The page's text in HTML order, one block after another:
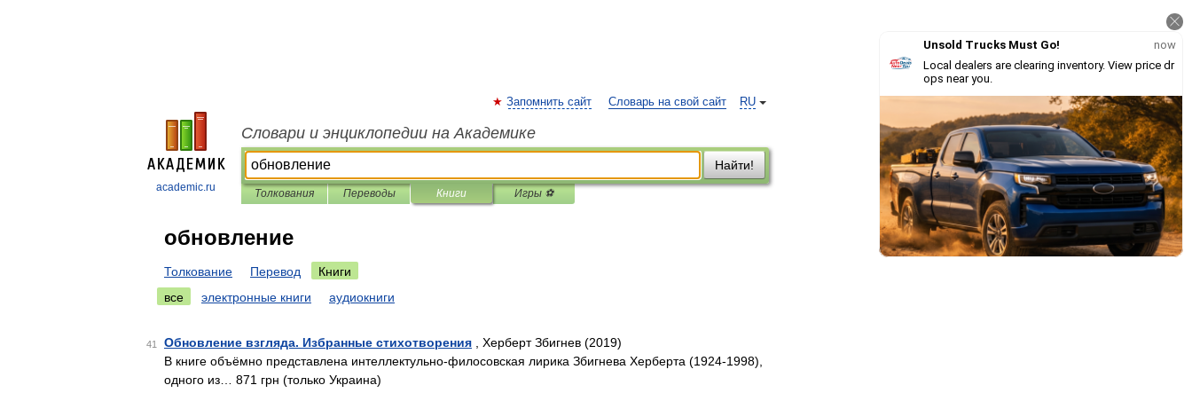
academic.ru
RU
Запомнить сайт Словарь на свой сайт
Словари и энциклопедии на Академике
Найти!
Толкования Переводы Книги Игры ⚽
обновление
Толкование Перевод
Книги
все
электронные книги аудиокниги
41 Обновление взгляда. Избранные стихотворения , Херберт Збигнев (2019)
В книге объёмно представлена интеллектульно-филосовская лирика Збигнева Херберта (1924-1998),
одного из… 871 грн (только Украина)